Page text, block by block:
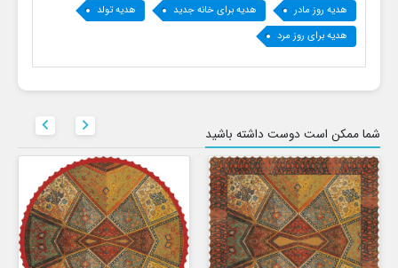
هدیه روز مادر
هدیه برای خانه جدید
هدیه تولد
هدیه برای روز مرد
شما ممکن است دوست داشته باشید  